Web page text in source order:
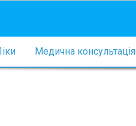
Медична консультація